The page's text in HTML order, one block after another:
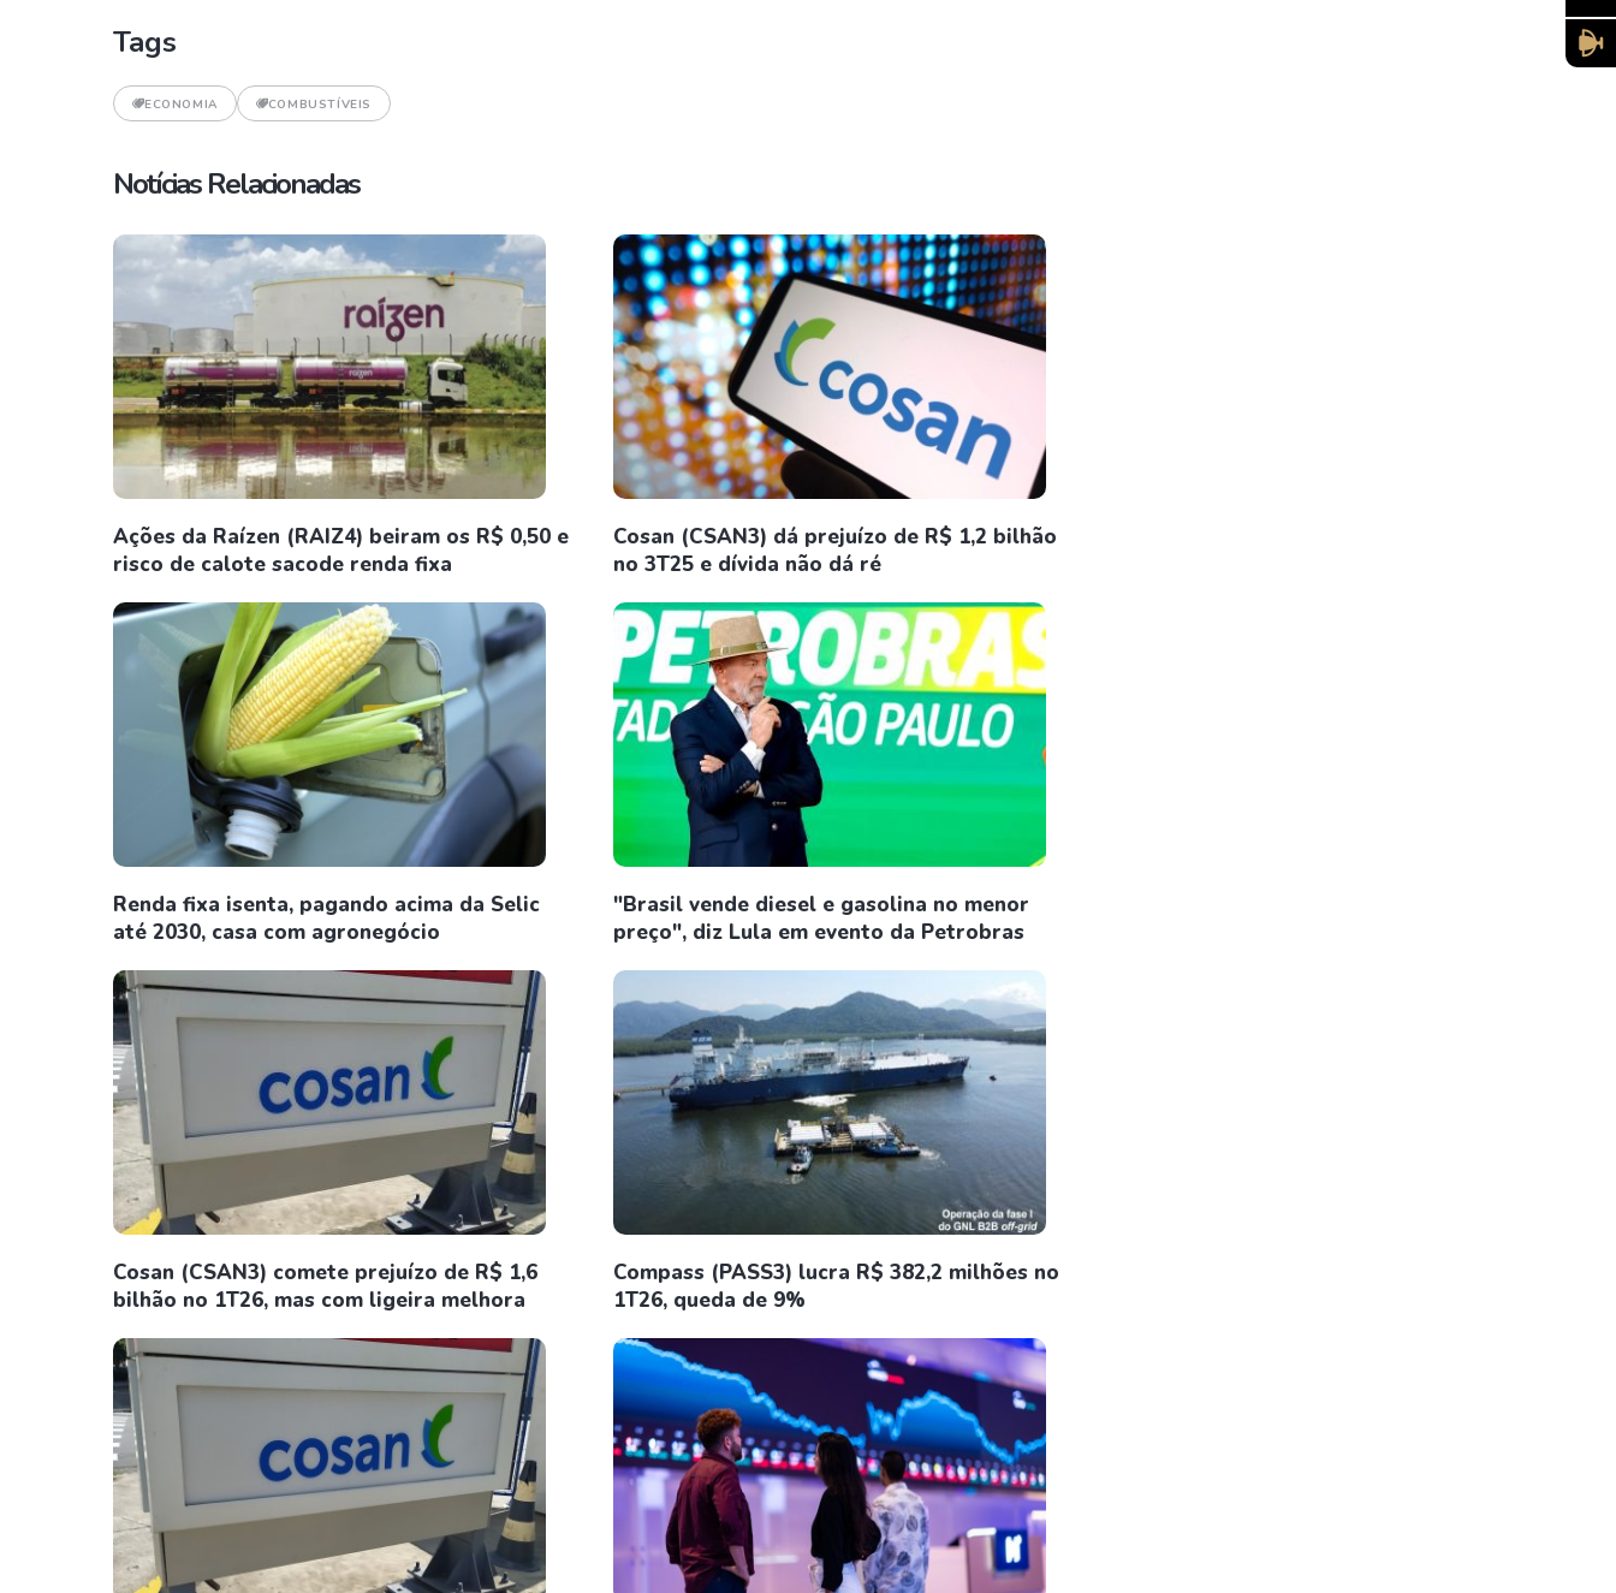
Tags
ECONOMIA COMBUSTÍVEIS
Notícias Relacionadas
Ações da Raízen (RAIZ4) beiram os R$ 0,50 e
risco de calote sacode renda fixa
Cosan (CSAN3) dá prejuízo de R$ 1,2 bilhão
no 3T25 e dívida não dá ré
Renda fixa isenta, pagando acima da Selic
até 2030, casa com agronegócio
"Brasil vende diesel e gasolina no menor
preço", diz Lula em evento da Petrobras
Cosan (CSAN3) comete prejuízo de R$ 1,6
bilhão no 1T26, mas com ligeira melhora
Compass (PASS3) lucra R$ 382,2 milhões no
1T26, queda de 9%